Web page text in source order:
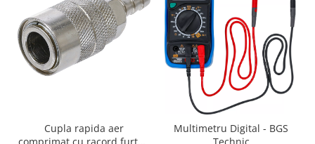
Cupla rapida aer
comprimat cu racord furtun
Multimetru Digital - BGS
Technic